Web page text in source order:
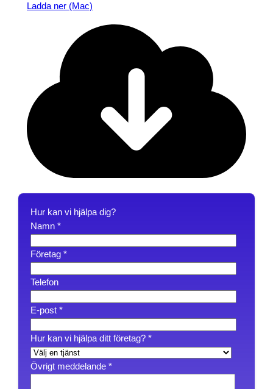
Ladda ner (Mac)
Hur kan vi hjälpa dig?
Namn*
Företag*
Telefon
H
r
Ö
v
E-post*
Hur kan vi hjälpa ditt företag?*
Övrigt meddelande*